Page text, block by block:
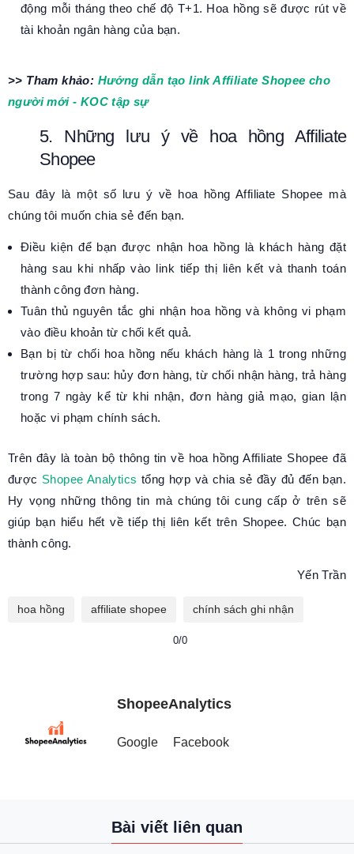
động mỗi tháng theo chế độ T+1. Hoa hồng sẽ được rút về
tài khoản ngân hàng của bạn.
>> Tham khảo: Hướng dẫn tạo link Affiliate Shopee cho
người mới - KOC tập sự
5. Những lưu ý về hoa hồng Affiliate
Shopee
Sau đây là một số lưu ý về hoa hồng Affiliate Shopee mà
chúng tôi muốn chia sẻ đến bạn.
Điều kiện để bạn được nhận hoa hồng là khách hàng đặt
hàng sau khi nhấp vào link tiếp thị liên kết và thanh toán
thành công đơn hàng.
Tuân thủ nguyên tắc ghi nhận hoa hồng và không vi phạm
vào điều khoản từ chối kết quả.
Bạn bị từ chối hoa hồng nếu khách hàng là 1 trong những
trường hợp sau: hủy đơn hàng, từ chối nhận hàng, trả hàng
trong 7 ngày kể từ khi nhận, đơn hàng giả mạo, gian lận
hoặc vi phạm chính sách.
Trên đây là toàn bộ thông tin về hoa hồng Affiliate Shopee đã
được Shopee Analytics tổng hợp và chia sẻ đầy đủ đến bạn.
Hy vọng những thông tin mà chúng tôi cung cấp ở trên sẽ
giúp bạn hiểu hết về tiếp thị liên kết trên Shopee. Chúc bạn
thành công.
Yến Trần
hoa hồng affiliate shopee chính sách ghi nhận
0/0
ShopeeAnalytics
Google Facebook
Bài viết liên quan